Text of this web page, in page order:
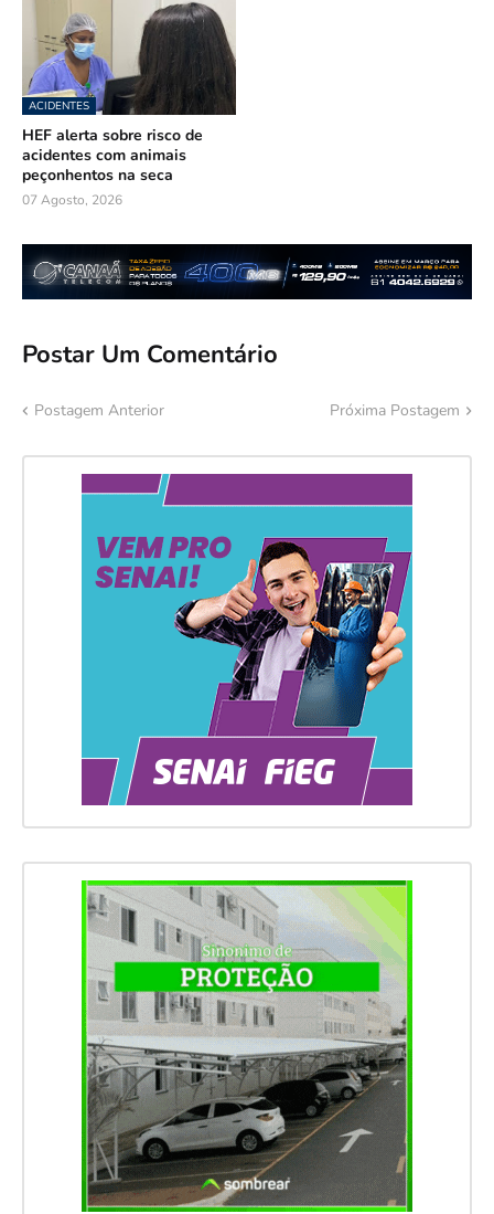
ACIDENTES
HEF alerta sobre risco de
acidentes com animais
peçonhentos na seca
07 Agosto, 2026
Postar Um Comentário
Postagem Anterior Próxima Postagem